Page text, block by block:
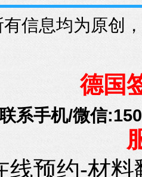
信息均为原创，
德国
系手机/微信
线预约-材